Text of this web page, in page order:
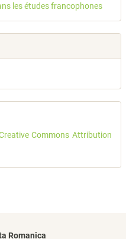
les études francophones
Commons Attribution
Romanica